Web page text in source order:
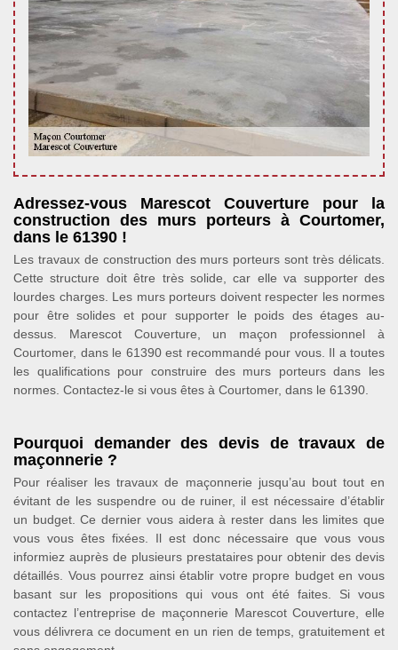
Adressez-vous Marescot Couverture pour la
construction des murs porteurs à Courtomer,
dans le 61390 !
Les travaux de construction des murs porteurs sont très délicats.
Cette structure doit être très solide, car elle va supporter des
lourdes charges. Les murs porteurs doivent respecter les normes
pour être solides et pour supporter le poids des étages au-
dessus. Marescot Couverture, un maçon professionnel à
Courtomer, dans le 61390 est recommandé pour vous. Il a toutes
les qualifications pour construire des murs porteurs dans les
normes. Contactez-le si vous êtes à Courtomer, dans le 61390.
Pourquoi demander des devis de travaux de
maçonnerie ?
Pour réaliser les travaux de maçonnerie jusqu’au bout tout en
évitant de les suspendre ou de ruiner, il est nécessaire d’établir
un budget. Ce dernier vous aidera à rester dans les limites que
vous vous êtes fixées. Il est donc nécessaire que vous vous
informiez auprès de plusieurs prestataires pour obtenir des devis
détaillés. Vous pourrez ainsi établir votre propre budget en vous
basant sur les propositions qui vous ont été faites. Si vous
contactez l’entreprise de maçonnerie Marescot Couverture, elle
vous délivrera ce document en un rien de temps, gratuitement et